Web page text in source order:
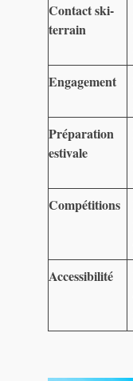
Contact ski-
terrain
Engagement
Préparation
estivale
Compétitions
Accessibilité